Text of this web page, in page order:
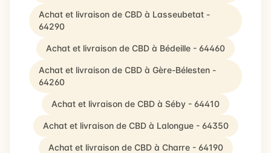
Achat et livraison de CBD à Lasseubetat -
64290
Achat et livraison de CBD à Bédeille - 64460
Achat et livraison de CBD à Gère-Bélesten -
64260
Achat et livraison de CBD à Séby - 64410
Achat et livraison de CBD à Lalongue - 64350
Achat et livraison de CBD à Charre - 64190